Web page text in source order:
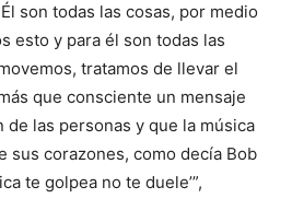
son todas las cosas, por medio
esto y para él son todas las
tratamos de llevar el
que consciente un mensaje
las personas y que la música
sus corazones, como decía Bob
te golpea no te duele’”,